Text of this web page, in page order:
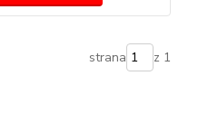
strana z 1